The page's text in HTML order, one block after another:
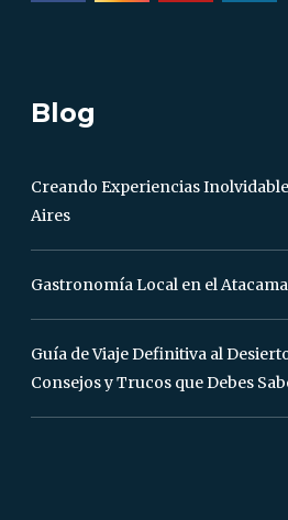
Blog
Creando Experiencias
Aires
Gastronomía Local en el
Guía de Viaje Definitiva al
Consejos y Trucos que Debes